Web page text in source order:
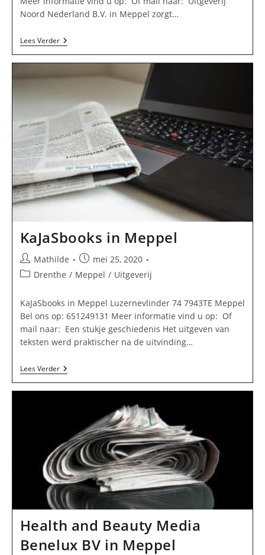
Noord Nederland B.V. in Meppel zorgt…
Lees VerderUitgeverij
Noord
In
KaJaSbooks in Meppel
Bericht
auteur:
Mathilde
Bericht
gepubliceerd
op:
mei 25, 2020
Berichtcategorie:
Drenthe / Meppel / Uitgeverij
KaJaSbooks in Meppel Luzernevlinder 74 7943TE Meppel
Bel ons op: 651249131 Meer informatie vind u op: Of
mail naar: Een stukje geschiedenis Het uitgeven van
teksten werd praktischer na de uitvinding…
Lees VerderKaJaSbooks
In
Health and Beauty Media
Benelux BV in Meppel